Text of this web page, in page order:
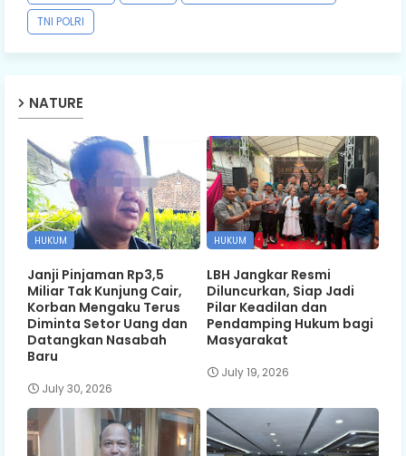
TNI POLRI
NATURE
HUKUM
Janji Pinjaman Rp3,5
Miliar Tak Kunjung Cair,
Korban Mengaku Terus
Diminta Setor Uang dan
Datangkan Nasabah
Baru
July 30, 2026
HUKUM
LBH Jangkar Resmi
Diluncurkan, Siap Jadi
Pilar Keadilan dan
Pendamping Hukum bagi
Masyarakat
July 19, 2026